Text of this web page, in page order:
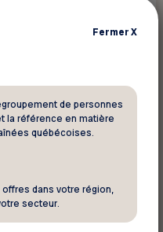
Voir ce rabais
FermerX
de personnes
la référence en matière
québécoises.
dans votre région,
secteur.